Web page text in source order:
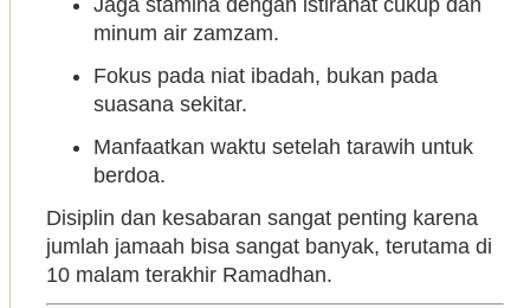
Jaga stamina dengan istirahat cukup dan
minum air zamzam.
Fokus pada niat ibadah, bukan pada
suasana sekitar.
Manfaatkan waktu setelah tarawih untuk
berdoa.
Disiplin dan kesabaran sangat penting karena
jumlah jamaah bisa sangat banyak, terutama di
10 malam terakhir Ramadhan.